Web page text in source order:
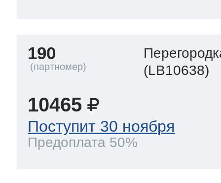
190
(LB10638)
10465
Поступит 30 ноября
Предоплата 50%